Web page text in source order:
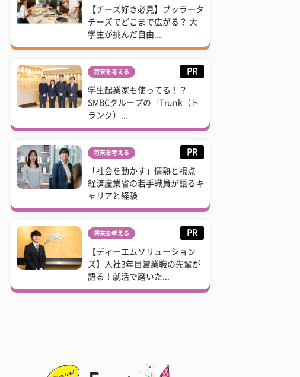
【チーズ好き必見】ブッラータ
チーズでどこまで広がる？ 大
学生が挑んだ自由...
将来を考える PR
学生起業家も使ってる！？ -
SMBCグループの「Trunk（ト
ランク）...
将来を考える PR
「社会を動かす」情熱と視点 -
経済産業省の若手職員が語るキ
ャリアと経験
将来を考える PR
【ディーエムソリューション
ズ】入社3年目営業職の先輩が
語る！就活で磨いた...